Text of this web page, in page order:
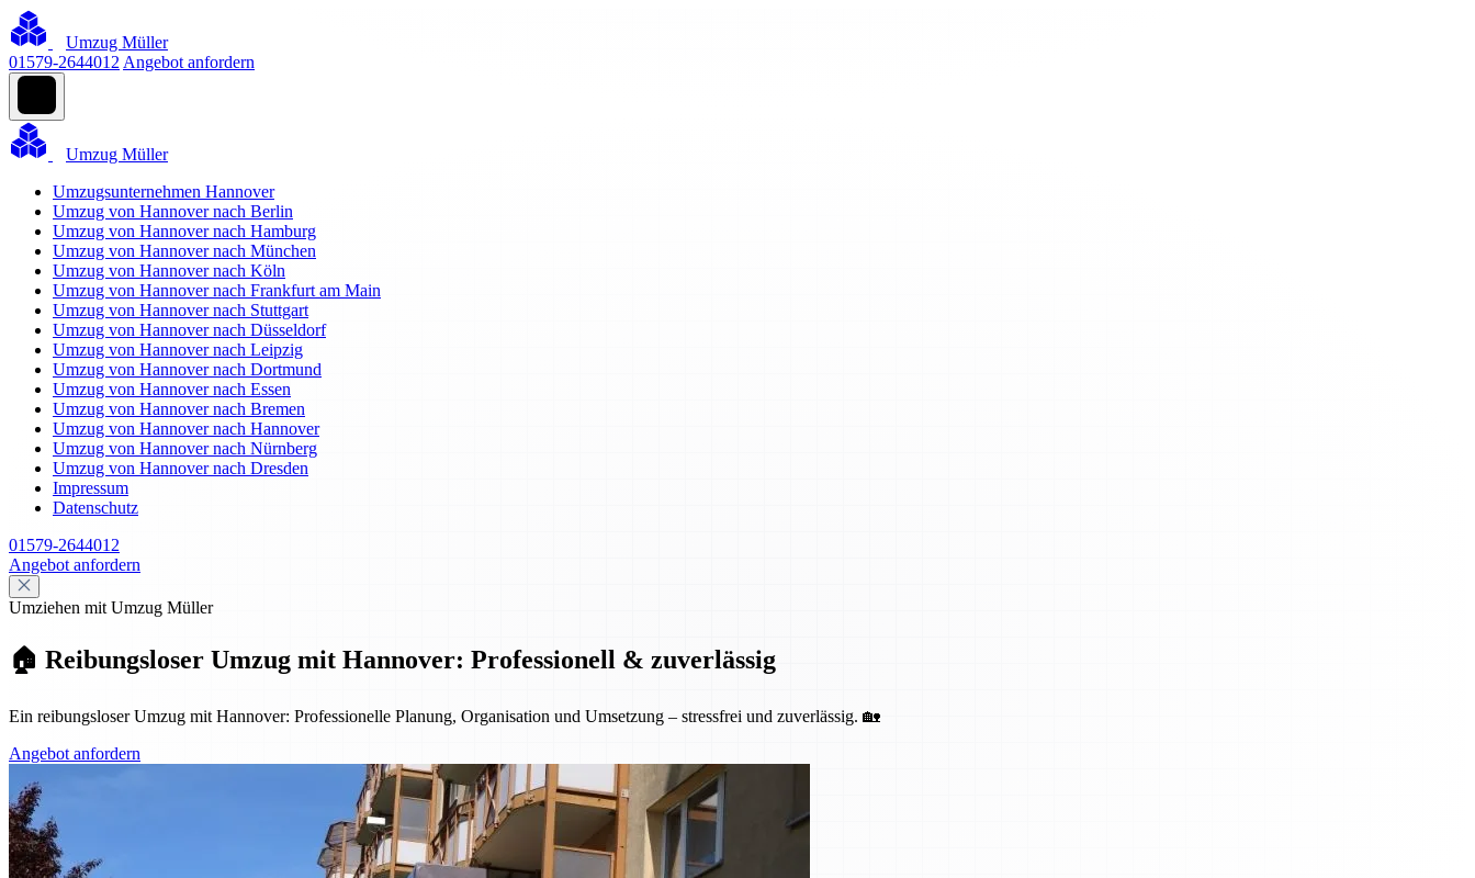
Umzug Müller
01579-2644012 Angebot anfordern
Umzug Müller
Umzugsunternehmen Hannover
Umzug von Hannover nach Berlin
Umzug von Hannover nach Hamburg
Umzug von Hannover nach München
Umzug von Hannover nach Köln
Umzug von Hannover nach Frankfurt am Main
Umzug von Hannover nach Stuttgart
Umzug von Hannover nach Düsseldorf
Umzug von Hannover nach Leipzig
Umzug von Hannover nach Dortmund
Umzug von Hannover nach Essen
Umzug von Hannover nach Bremen
Umzug von Hannover nach Hannover
Umzug von Hannover nach Nürnberg
Umzug von Hannover nach Dresden
Impressum
Datenschutz
01579-2644012
Angebot anfordern
Umziehen mit Umzug Müller
🏠 Reibungsloser Umzug mit Hannover: Professionell & zuverlässig
Ein reibungsloser Umzug mit Hannover: Professionelle Planung, Organisation und Umsetzung – stressfrei und zuverlässig. 🏡
Angebot anfordern